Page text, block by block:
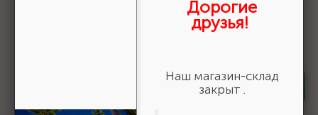
для рубанка обдирочного {18840-S}
Дорогие
друзья!
Наш магазин-склад
закрыт .